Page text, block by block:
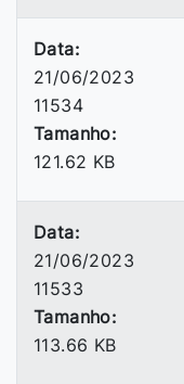
Data:
21/06/2023
11534
Tamanho:
121.62 KB
Data:
21/06/2023
11533
Tamanho:
113.66 KB